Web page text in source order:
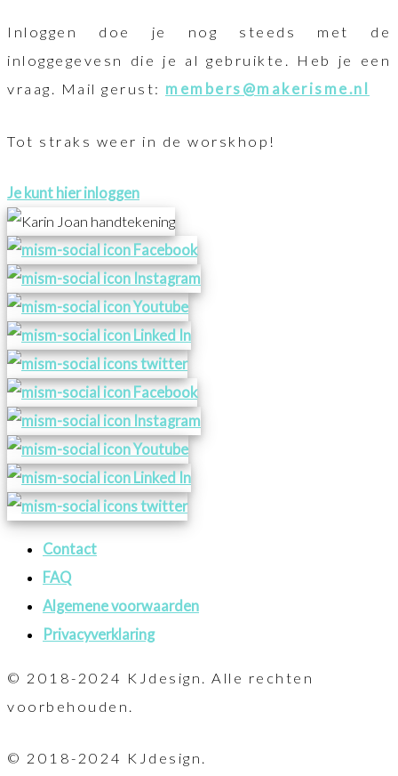
Inloggen doe je nog steeds met de
inloggegevesn die je al gebruikte. Heb je een
vraag. Mail gerust: members@makerisme.nl
Tot straks weer in de worskhop!
Je kunt hier inloggen
Contact
FAQ
Algemene voorwaarden
Privacyverklaring
© 2018-2024 KJdesign. Alle rechten
voorbehouden.
© 2018-2024 KJdesign.